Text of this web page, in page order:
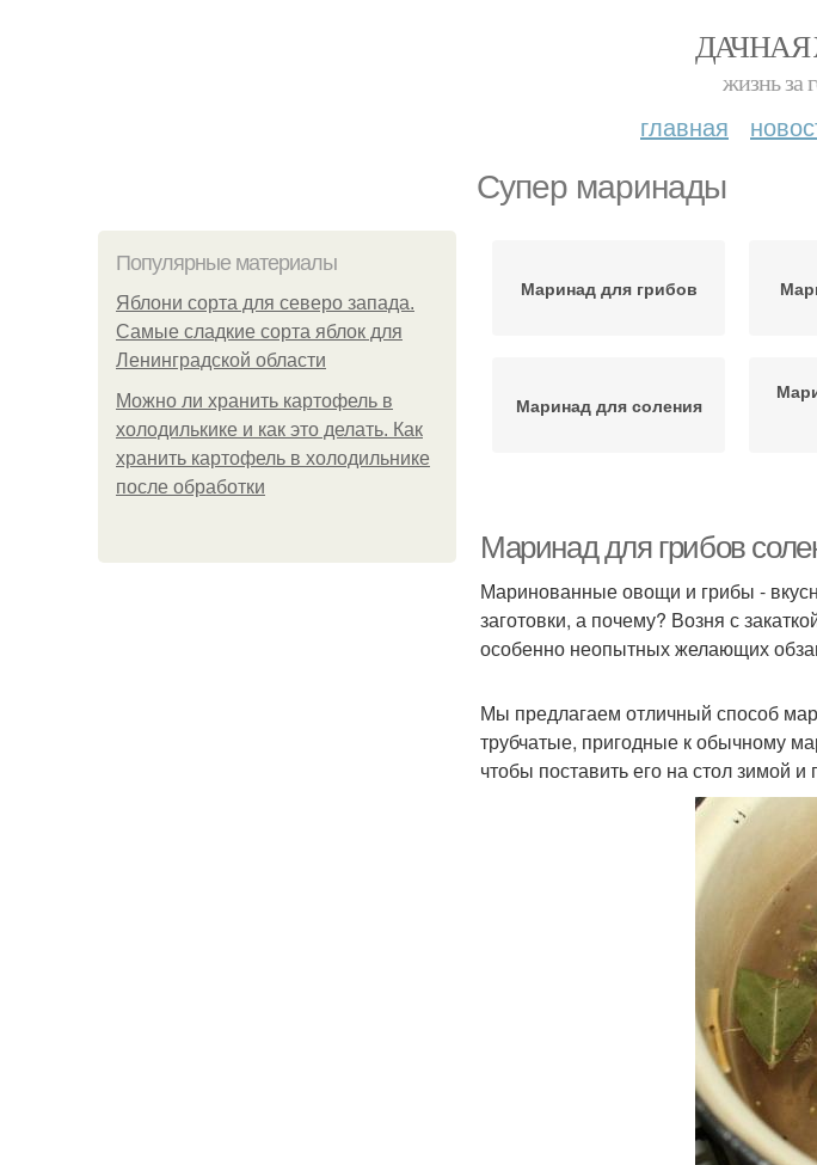
жизнь за
главная
Супер маринады
Популярные материалы
Яблони сорта для северо запада.
Самые сладкие сорта яблок для
Ленинградской области
Можно ли хранить картофель в
холодилькике и как это делать. Как
хранить картофель в холодильнике
после обработки
Маринад для грибов
Маринад для соления
Маринад для грибов
Маринованные овощи и грибы -
заготовки, а почему? Возня с
особенно неопытных желающих
Мы предлагаем отличный способ
трубчатые, пригодные к обычному
чтобы поставить его на стол зимой